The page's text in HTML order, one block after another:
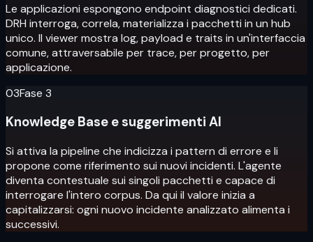
Le applicazioni espongono endpoint diagnostici dedicati.
DRH interroga, correla, materializza i pacchetti in un hub
unico. Il viewer mostra log, payload e traits in un'interfaccia
comune, attraversabile per trace, per progetto, per
applicazione.
03Fase 3
Knowledge Base e suggerimenti AI
Si attiva la pipeline che indicizza i pattern di errore e li
propone come riferimento sui nuovi incidenti. L'agente
diventa contestuale sui singoli pacchetti e capace di
interrogare l'intero corpus. Da qui il valore inizia a
capitalizzarsi: ogni nuovo incidente analizzato alimenta i
successivi.